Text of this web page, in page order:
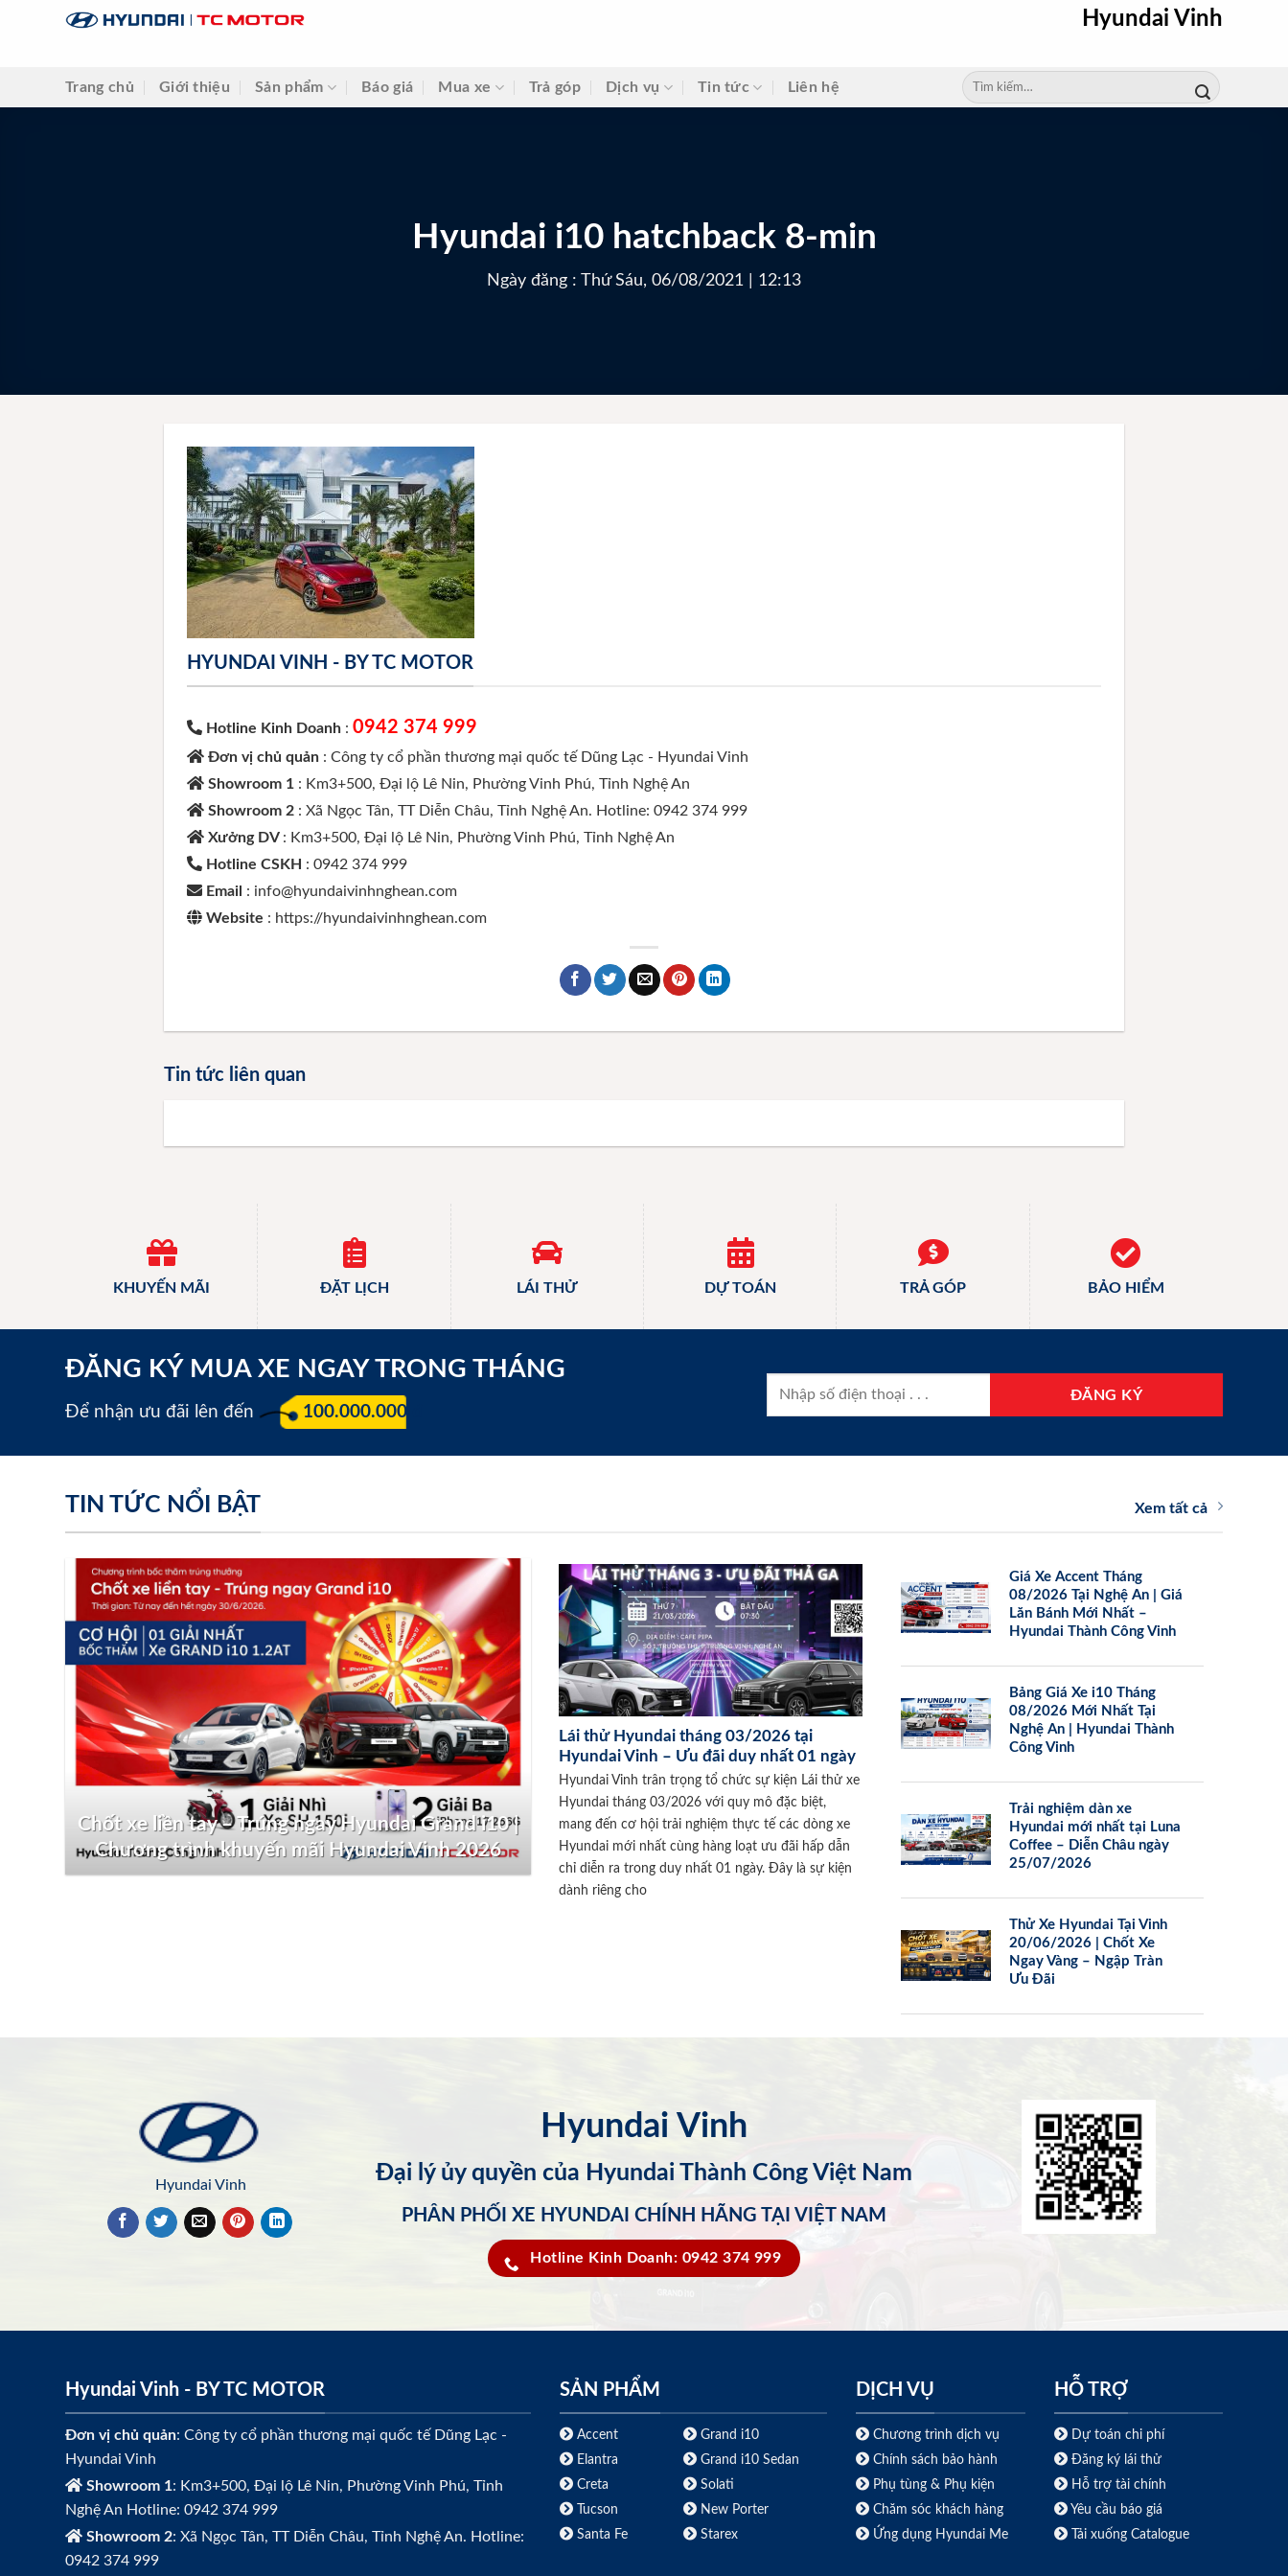
Hyundai Vinh
Trang chủ Giới thiệu Sản phẩm Báo giá Mua xe Trả góp Dịch vụ Tin tức Liên hệ
Tìm
kiếm:
Hyundai i10 hatchback 8-min
Ngày đăng : Thứ Sáu, 06/08/2021 | 12:13
HYUNDAI VINH - BY TC MOTOR
Hotline Kinh Doanh :0942 374 999
Đơn vị chủ quản : Công ty cổ phần thương mại quốc tế Dũng Lạc - Hyundai Vinh
Showroom 1 : Km3+500, Đại lộ Lê Nin, Phường Vinh Phú, Tỉnh Nghệ An
Showroom 2 : Xã Ngọc Tân, TT Diễn Châu, Tỉnh Nghệ An. Hotline: 0942 374 999
Xưởng DV : Km3+500, Đại lộ Lê Nin, Phường Vinh Phú, Tỉnh Nghệ An
Hotline CSKH : 0942 374 999
Email : info@hyundaivinhnghean.com
Website : https://hyundaivinhnghean.com
Tin tức liên quan
KHUYẾN MÃI ĐẶT LỊCH LÁI THỬ DỰ TOÁN TRẢ GÓP BẢO HIỂM
ĐĂNG KÝ MUA XE NGAY TRONG THÁNG
Để nhận ưu đãi lên đến 100.000.000 đ
TIN TỨC NỔI BẬT Xem tất cả
Chốt xe liền tay – Trúng ngay Hyundai Grand i10 |
Chương trình khuyến mãi Hyundai Vinh 2026
Lái thử Hyundai tháng 03/2026 tại
Hyundai Vinh – Ưu đãi duy nhất 01 ngày
Hyundai Vinh trân trọng tổ chức sự kiện Lái thử xe
Hyundai tháng 03/2026 với quy mô đặc biệt,
mang đến cơ hội trải nghiệm thực tế các dòng xe
Hyundai mới nhất cùng hàng loạt ưu đãi hấp dẫn
chỉ diễn ra trong duy nhất 01 ngày. Đây là sự kiện
dành riêng cho
Giá Xe Accent Tháng
08/2026 Tại Nghệ An | Giá
Lăn Bánh Mới Nhất –
Hyundai Thành Công Vinh
Bảng Giá Xe i10 Tháng
08/2026 Mới Nhất Tại
Nghệ An | Hyundai Thành
Công Vinh
Trải nghiệm dàn xe
Hyundai mới nhất tại Luna
Coffee – Diễn Châu ngày
25/07/2026
Thử Xe Hyundai Tại Vinh
20/06/2026 | Chốt Xe
Ngay Vàng – Ngập Tràn
Ưu Đãi
Hyundai Vinh
Hyundai Vinh
Đại lý ủy quyền của Hyundai Thành Công Việt Nam
PHÂN PHỐI XE HYUNDAI CHÍNH HÃNG TẠI VIỆT NAM
Hotline Kinh Doanh: 0942 374 999
Hyundai Vinh - BY TC MOTOR
Đơn vị chủ quản: Công ty cổ phần thương mại quốc tế Dũng Lạc -
Hyundai Vinh
Showroom 1: Km3+500, Đại lộ Lê Nin, Phường Vinh Phú, Tỉnh
Nghệ An Hotline: 0942 374 999
Showroom 2: Xã Ngọc Tân, TT Diễn Châu, Tỉnh Nghệ An. Hotline:
0942 374 999
SẢN PHẨM
Accent
Elantra
Creta
Tucson
Santa Fe
Grand i10
Grand i10 Sedan
Solati
New Porter
Starex
DỊCH VỤ
Chương trình dịch vụ
Chính sách bảo hành
Phụ tùng & Phụ kiện
Chăm sóc khách hàng
Ứng dụng Hyundai Me
HỖ TRỢ
Dự toán chi phí
Đăng ký lái thử
Hỗ trợ tài chính
Yêu cầu báo giá
Tải xuống Catalogue